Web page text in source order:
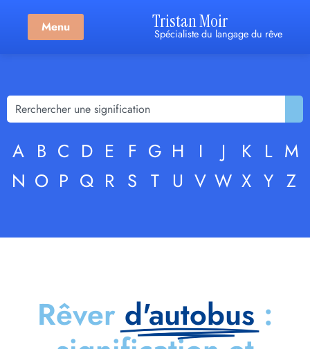
Menu Tristan Moir
Spécialiste du langage du rêve
A B C D E F G H I J K L M
N O P Q R S T U V W X Y Z
Rêver d'autobus :